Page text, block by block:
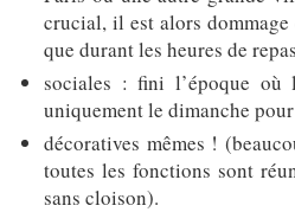
crucial, il est alors dommage
que durant les heures de
sociales : fini l’époque où
uniquement le dimanche
décoratives mêmes !
toutes les fonctions sont
sans cloison).